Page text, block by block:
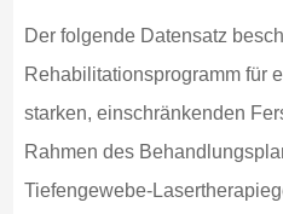
Der folgende Datensatz
Rehabilitationsprogramm für
starken, einschränkenden
Rahmen des
Tiefengewebe-